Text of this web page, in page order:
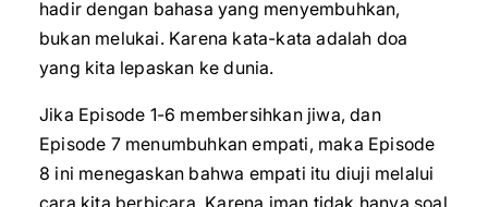
hadir dengan bahasa yang menyembuhkan,
bukan melukai. Karena kata-kata adalah doa
yang kita lepaskan ke dunia.
Jika Episode 1-6 membersihkan jiwa, dan
Episode 7 menumbuhkan empati, maka Episode
8 ini menegaskan bahwa empati itu diuji melalui
cara kita berbicara. Karena iman tidak hanya soal